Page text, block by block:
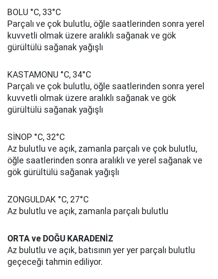
BOLU °C, 33°C
Parçalı ve çok bulutlu, öğle saatlerinden sonra yerel
kuvvetli olmak üzere aralıklı sağanak ve gök
gürültülü sağanak yağışlı
KASTAMONU °C, 34°C
Parçalı ve çok bulutlu, öğle saatlerinden sonra yerel
kuvvetli olmak üzere aralıklı sağanak ve gök
gürültülü sağanak yağışlı
SİNOP °C, 32°C
Az bulutlu ve açık, zamanla parçalı ve çok bulutlu,
öğle saatlerinden sonra aralıklı ve yerel sağanak ve
gök gürültülü sağanak yağışlı
ZONGULDAK °C, 27°C
Az bulutlu ve açık, zamanla parçalı bulutlu
ORTA ve DOĞU KARADENİZ
Az bulutlu ve açık, batısının yer yer parçalı bulutlu
geçeceği tahmin ediliyor.